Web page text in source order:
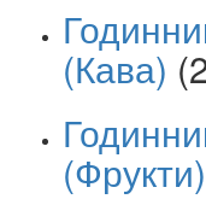
(Кава)
(Фрукти)